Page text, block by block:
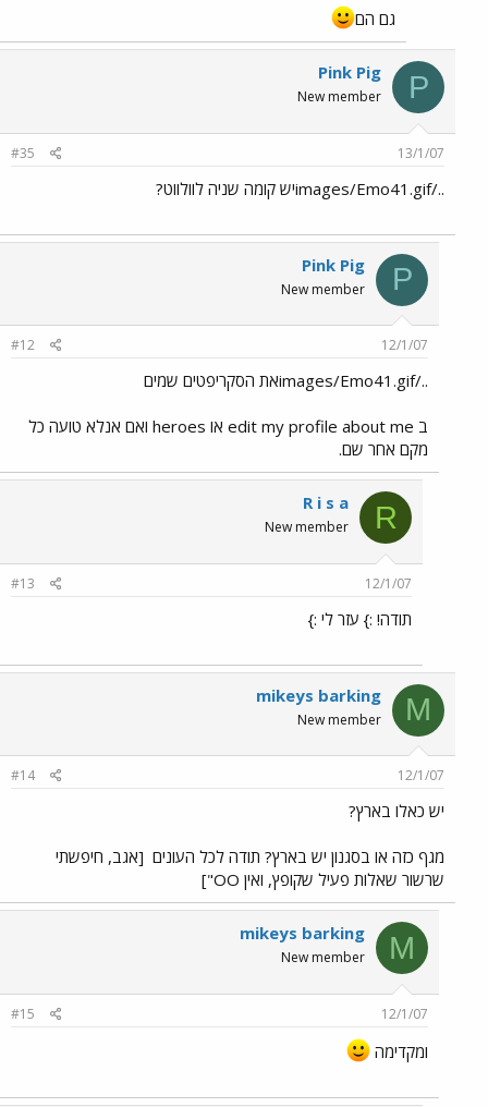
גם הם
P
Pink Pig
New member
13/1/07
#35
../images/Emo41.gifיש קומה שניה לוולווט?
P
Pink Pig
New member
12/1/07
#12
../images/Emo41.gifאת הסקריפטים שמים
ב edit my profile about me או heroes ואם אנלא טועה כל
מקם אחר שם.
R
R i s a
New member
12/1/07
#13
תודה! :} עזר לי :}
M
mikeys barking
New member
12/1/07
#14
יש כאלו בארץ?
מגף כזה או בסגנון יש בארץ? תודה לכל העונים [אגב, חיפשתי
שרשור שאלות פעיל שקופץ, ואין OO"]
M
mikeys barking
New member
12/1/07
#15
ומקדימה